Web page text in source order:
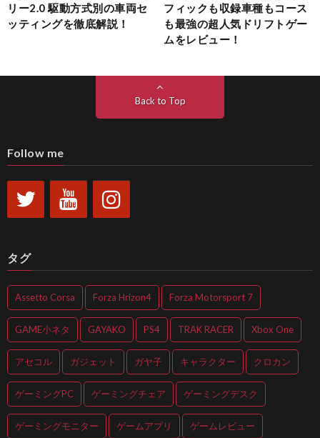
リー2.0 駆動方式別の車両セ
ッティングを徹底解説！
フィックも収録車種もコース
も最強の超人気ドリフトゲー
ムをレビュー！
Back to Top
Follow me
タグ
Assetto Corsa Forza Hrizon4 Forza Motorsport 7
GAME小ネタ GAYAKO PS4 TRAK RACER Xbox One
アセコル ガジェット ガヤ子 キャラクター クロカン
ゲーミングPC ゲーミングチェア ゲーミングデスク
ゲーミングモニター ゲームアプリ ゲームレビュー